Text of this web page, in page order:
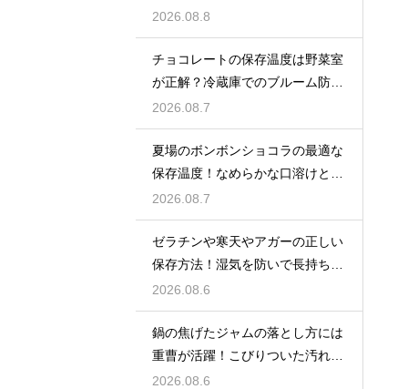
たっぷり楽しむ美味しいレシピ
2026.08.8
チョコレートの保存温度は野菜室
が正解？冷蔵庫でのブルーム防止
策
2026.08.7
夏場のボンボンショコラの最適な
保存温度！なめらかな口溶けと美
しいツヤを保つための管理方法
2026.08.7
ゼラチンや寒天やアガーの正しい
保存方法！湿気を防いで長持ちさ
せるコツ
2026.08.6
鍋の焦げたジャムの落とし方には
重曹が活躍！こびりついた汚れを
綺麗に落としてピカピカにする技
2026.08.6